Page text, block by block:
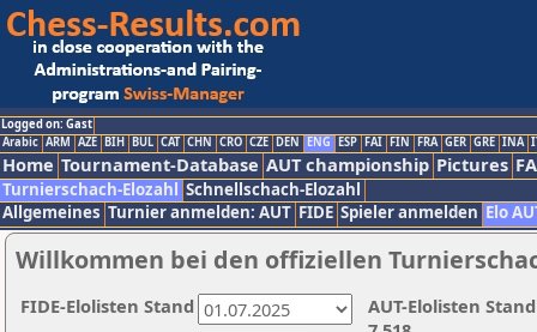
Logged on: Gast
Arabic ARM AZE BIH BUL CAT CHN CRO CZE DEN ENG ESP FAI FIN FRA GER GRE INA
Home Tournament-Database AUT championship Pictures
Turnierschach-Elozahl Schnellschach-Elozahl
Allgemeines Turnier anmelden: AUT FIDE Spieler anmelden Elo
Willkommen bei den offiziellen
AUT-Elolisten
FIDE-Elolisten Stand